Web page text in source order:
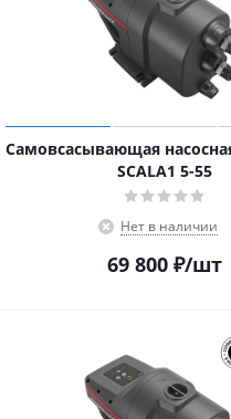
Самовсасывающая
SCALA1 5-55
Нет в наличии
69 800 ₽/шт